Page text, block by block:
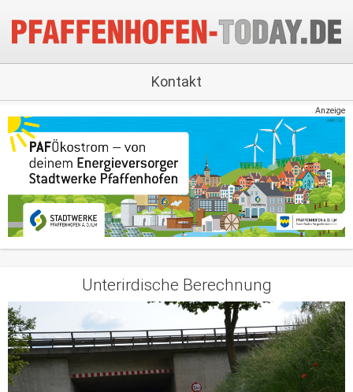
Kontakt
Anzeige
Unterirdische Berechnung